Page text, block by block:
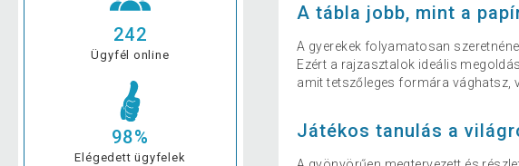
242
Ügyfél online
98%
Elégedett ügyfelek
A tábla jobb, mint a
A gyerekek folyamatosan
Ezért a rajzasztalok ideális
amit tetszőleges formára vághatsz,
Játékos tanulás a